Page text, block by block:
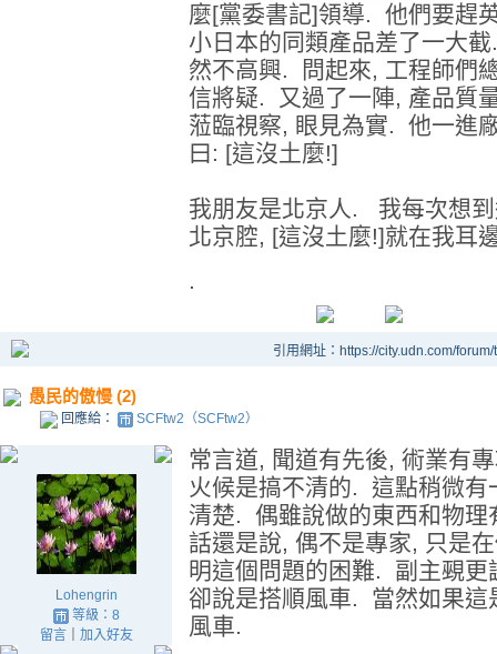
麼[黨委書記]領導. 他們要趕
小日本的同類產品差了一大
然不高興. 問起來, 工程師們
信將疑. 又過了一陣, 產品質
蒞臨視察, 眼見為實. 他一進
曰: [這沒土麼!]
我朋友是北京人. 我每次想
北京腔, [這沒土麼!]就在我耳
.
引用網址：https://city.udn.com/
愚民的傲慢 (2)
回應給： SCFtw2（SCFtw2）
Lohengrin
等級：8
留言｜ 加入好友
常言道, 聞道有先後, 術業有
火候是搞不清的. 這點稍微
清楚. 偶雖說做的東西和物理
話還是說, 偶不是專家, 只是
明這個問題的困難. 副主覡
卻說是搭順風車. 當然如果這
風車.